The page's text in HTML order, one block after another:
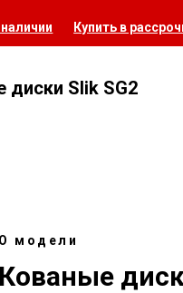
Купить в
диски Slik SG2
О модели
Кованые